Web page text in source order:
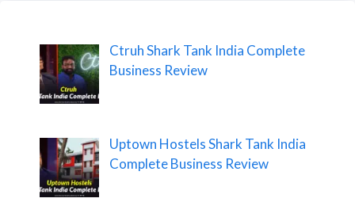
Ctruh Shark Tank India Complete
Business Review
Uptown Hostels Shark Tank India
Complete Business Review